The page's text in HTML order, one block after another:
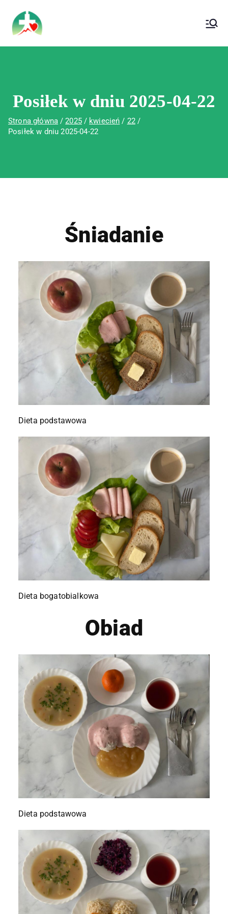
Wojewódzki Szpital Specjalistyczny im.
Św. Rafała w Czerwonej Górze
Posiłek w dniu 2025-04-22
Strona główna 2025 kwiecień
22
Posiłek w dniu 2025-04-22
Śniadanie
Dieta podstawowa
Dieta bogatobialkowa
Obiad
Dieta podstawowa